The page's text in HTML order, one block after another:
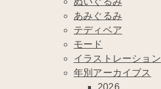
あみぐるみ
テディベア
モード
イラストレーション
年別アーカイブス